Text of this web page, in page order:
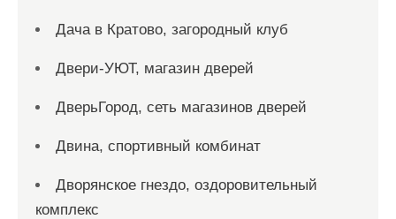
Дача в Кратово, загородный клуб
Двери-УЮТ, магазин дверей
ДверьГород, сеть магазинов дверей
Двина, спортивный комбинат
Дворянское гнездо, оздоровительный
комплекс